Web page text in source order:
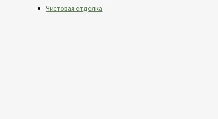
Чистовая отделка